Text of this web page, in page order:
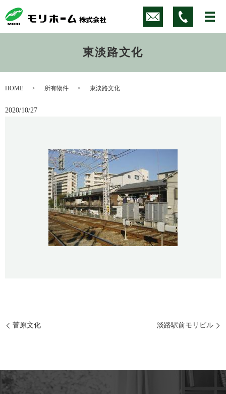
東淡路文化
HOME 所有物件 東淡路文化
2020/10/27
菅原文化 淡路駅前モリビル